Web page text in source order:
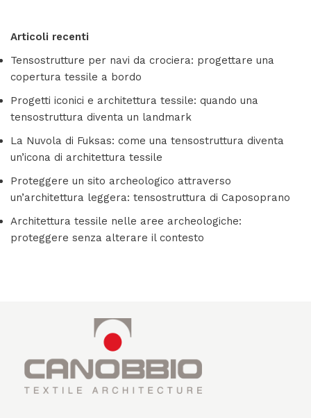
Articoli recenti
Tensostrutture per navi da crociera: progettare una
copertura tessile a bordo
Progetti iconici e architettura tessile: quando una
tensostruttura diventa un landmark
La Nuvola di Fuksas: come una tensostruttura diventa
un’icona di architettura tessile
Proteggere un sito archeologico attraverso
un’architettura leggera: tensostruttura di Caposoprano
Architettura tessile nelle aree archeologiche:
proteggere senza alterare il contesto